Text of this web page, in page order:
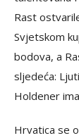
Rast
Svjetskom
bodova, a
sljedeća:
Holdener
Hrvatica se